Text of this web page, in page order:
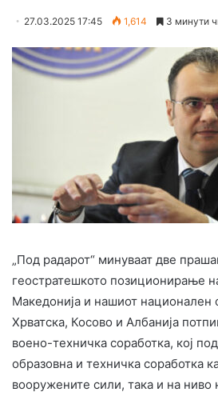
27.03.2025 17:45 1,614 3 минути
„Под радарот“ минуваат две
геостратешкото позиционирање
Македонија и нашиот национален
Хрватска, Косово и Албанија
воено-техничка соработка, кој
образовна и техничка соработка
вооружените сили, така и на ниво